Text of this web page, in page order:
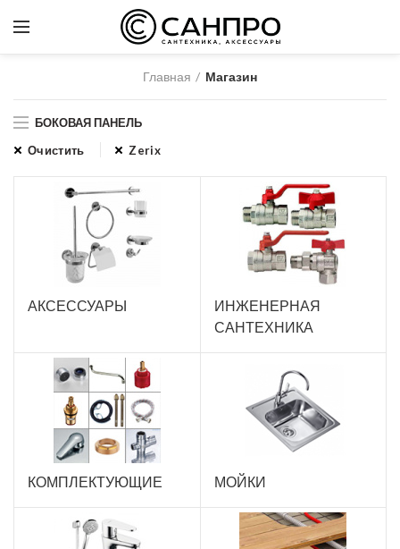
Главная Магазин
БОКОВАЯ ПАНЕЛЬ
Очистить
Zerix
АКСЕССУАРЫ
ИНЖЕНЕРНАЯ
САНТЕХНИКА
КОМПЛЕКТУЮЩИЕ МОЙКИ